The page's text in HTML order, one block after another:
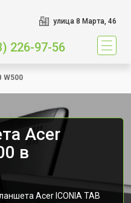
улица 8 Марта, 46
226-97-56
W500
Acer
в
Acer ICONIA TAB